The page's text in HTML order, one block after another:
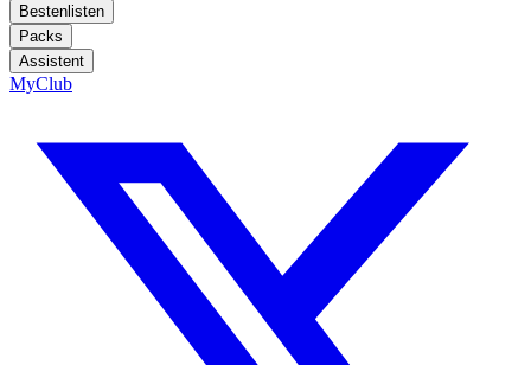
Bestenlisten
Packs
Assistent
MyClub